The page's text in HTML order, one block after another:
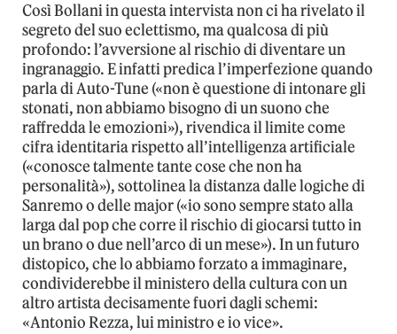
Così Bollani in questa intervista non ci ha rivelato il
segreto del suo eclettismo, ma qualcosa di più
profondo: l’avversione al rischio di diventare un
ingranaggio. E infatti predica l’imperfezione quando
parla di Auto-Tune («non è questione di intonare gli
stonati, non abbiamo bisogno di un suono che
raffredda le emozioni»), rivendica il limite come
cifra identitaria rispetto all’intelligenza artificiale
(«conosce talmente tante cose che non ha
personalità»), sottolinea la distanza dalle logiche di
Sanremo o delle major («io sono sempre stato alla
larga dal pop che corre il rischio di giocarsi tutto in
un brano o due nell’arco di un mese»). In un futuro
distopico, che lo abbiamo forzato a immaginare,
condividerebbe il ministero della cultura con un
altro artista decisamente fuori dagli schemi:
«Antonio Rezza, lui ministro e io vice».